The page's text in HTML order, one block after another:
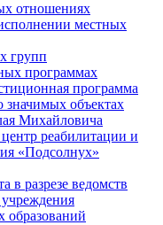
отношениях
местных
групп
программах
программа
значимых объектах
Михайловича
реабилитации и
«Подсолнух»
в разрезе ведомств
образований